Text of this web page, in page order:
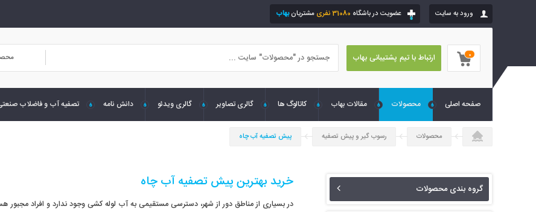
ورود به سایت عضویت در باشگاه 31080 نفری مشتریانبهاب
0 ارتباط با تیم پشتیبانی بهاب
صفحه اصلی محصولات مقالات بهاب کاتالوگ ها گالری تصاویر گالری ویدئو دانش نامه تصفیه آب و فاضلاب
محصولات رسوب گیر و پیش تصفیه پیش تصفیه آب چاه
خرید بهترین پیش تصفیه آب چاه
در بسیاری از مناطق دور از شهر، دسترسی مستقیمی به آب لوله کشی وجود ندارد و افراد مجبور
گروه بندی محصولات